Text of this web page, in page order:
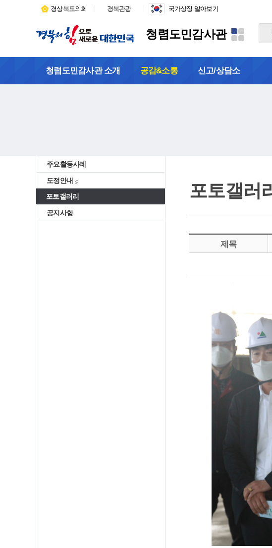
청렴도민감사관
경상북도의회 경북관광 국가상징 알아보기
청렴도민감사관 소개 공감&소통 신고/상담소
주요활동사례
도정안내
포토갤러리
공지사항
포토갤러
제목